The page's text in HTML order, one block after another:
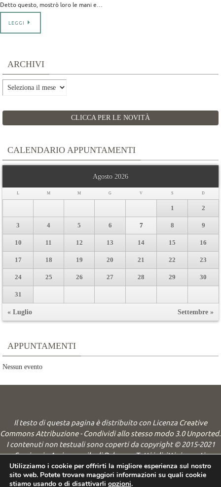
Detto questo, mostrò loro le mani e…
LEGGI
ARCHIVI
Archivi
CLICCA PER LE NOVITÀ
CALENDARIO APPUNTAMENTI
Agosto 2026
L M M G V S D
1 2
3 4 5 6 7 8 9
10 11 12 13 14 15 16
17 18 19 20 21 22 23
24 25 26 27 28 29 30
31
« Luglio Settembre »
APPUNTAMENTI
Nessun evento
Il testo di questa pagina è distribuito con Licenza Creative
Commons Attribuzione - Condividi allo stesso modo 3.0 Unported.
I contenuti non testuali sono coperti da copyright © 2015-2021
Seminario Arcivescovile di Palermo. Tutti i diritti riservati.
Powered byNirvana&WordPress.
Utilizziamo i cookie per offrirti la migliore esperienza sul nostro
sito web. Potete trovare maggiori informazioni su quali cookie
stiamo usando o di disattivarli opzioni.